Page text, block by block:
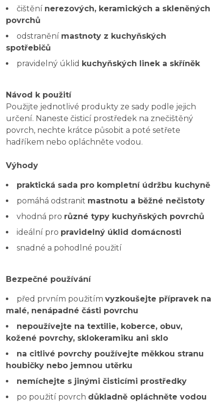
čištění nerezových, keramických a skleněných
povrchů
odstranění mastnoty z kuchyňských
spotřebičů
pravidelný úklid kuchyňských linek a skříněk
Návod k použití
Použijte jednotlivé produkty ze sady podle jejich
určení. Naneste čisticí prostředek na znečištěný
povrch, nechte krátce působit a poté setřete
hadříkem nebo opláchněte vodou.
Výhody
praktická sada pro kompletní údržbu kuchyně
pomáhá odstranit mastnotu a běžné nečistoty
vhodná pro různé typy kuchyňských povrchů
ideální pro pravidelný úklid domácnosti
snadné a pohodlné použití
Bezpečné používání
před prvním použitím vyzkoušejte přípravek na
malé, nenápadné části povrchu
nepoužívejte na textilie, koberce, obuv,
kožené povrchy, sklokeramiku ani sklo
na citlivé povrchy používejte měkkou stranu
houbičky nebo jemnou utěrku
nemíchejte s jinými čisticími prostředky
po použití povrch důkladně opláchněte vodou